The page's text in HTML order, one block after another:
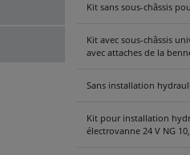
Kit sans sous-châssis
Kit avec sous-châssis
avec attaches de la
Sans installation
Kit pour installation
électrovanne 24 V NG